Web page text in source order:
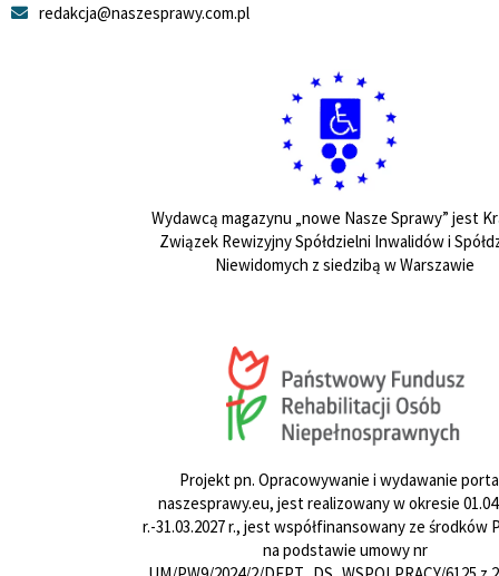
redakcja@naszesprawy.com.pl
Wydawcą magazynu „nowe Nasze Sprawy” jest
Związek Rewizyjny Spółdzielni Inwalidów i
Niewidomych z siedzibą w Warszawie
Projekt pn. Opracowywanie i wydawanie
naszesprawy.eu, jest realizowany w okresie
r.-31.03.2027 r., jest współfinansowany ze środków
na podstawie umowy nr